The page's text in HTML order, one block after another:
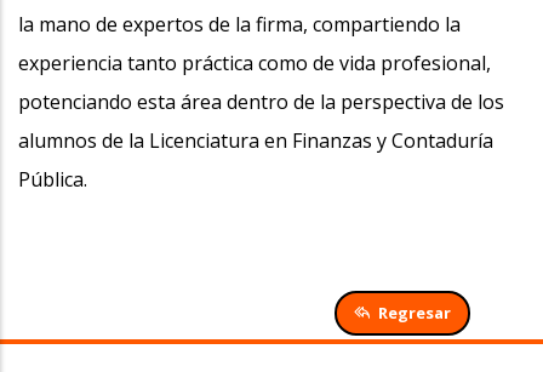
la mano de expertos de la firma, compartiendo la
experiencia tanto práctica como de vida profesional,
potenciando esta área dentro de la perspectiva de los
alumnos de la Licenciatura en Finanzas y Contaduría
Pública.
Regresar